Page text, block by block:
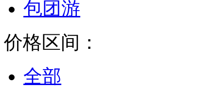
包团游
价格区间：
全部